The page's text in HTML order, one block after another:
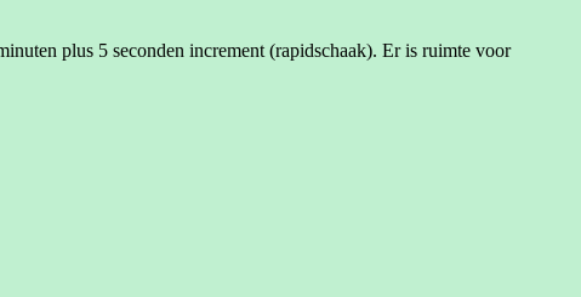
plus 5 seconden increment (rapidschaak). Er is ruimte voor